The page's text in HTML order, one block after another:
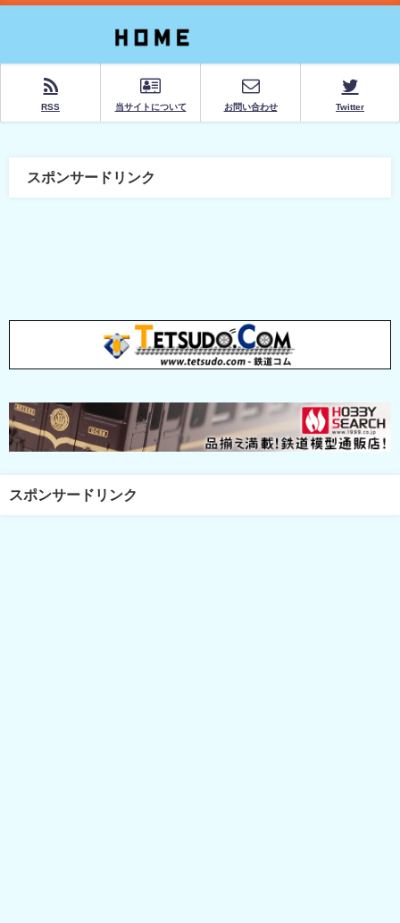
RSS 当サイトについて お問い合わせ Twitter
スポンサードリンク
スポンサードリンク